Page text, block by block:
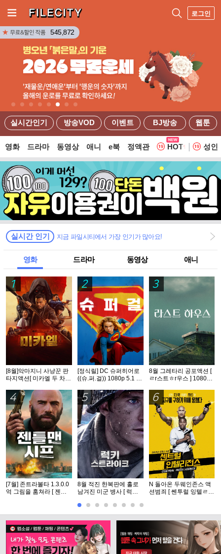
로그인
실시간인기 방송VOD 이벤트 BJ방송 웹툰
545,872
영화 드라마 동영상 애니 e북 정액관 HOT 웹
성인
실시간 인기 지금 파일시티에서 가장 인기가 많아요!
영화 드라마 동영상 애니
1
[8월]악마지니 사냥꾼 판
타지액션[ 미카엘 두 차원
2
[정식릴] DC 슈퍼히어로
((슈.퍼.걸)) 1080p 5.1 공
3
8월 그레타리 공포액션 [
ㄹr스트ㅎr우스 ] 1080p
4
[7월] 존트라볼타 1.3.0.0
억 그림을 훔쳐라 [ 젠틀
5
8월 적진 한복판에 홀로
남겨진 미군 병사 [ 럭키
완벽자막
6
N 돌아온 두웨인존스 액
션범죄 [ 쎈투럴 잉텔ㄹ1